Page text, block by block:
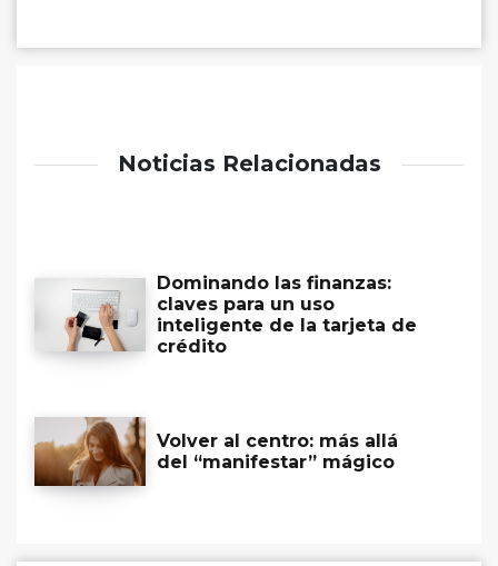
Noticias Relacionadas
Dominando las finanzas:
claves para un uso
inteligente de la tarjeta de
crédito
Volver al centro: más allá
del “manifestar” mágico